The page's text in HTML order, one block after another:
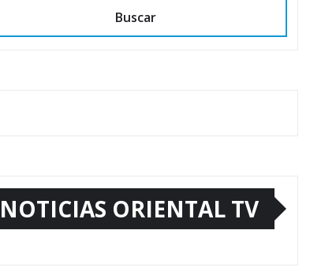
Buscar
NOTICIAS ORIENTAL TV